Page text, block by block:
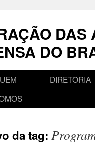
DAS
DO
DIRETORIA
da tag: